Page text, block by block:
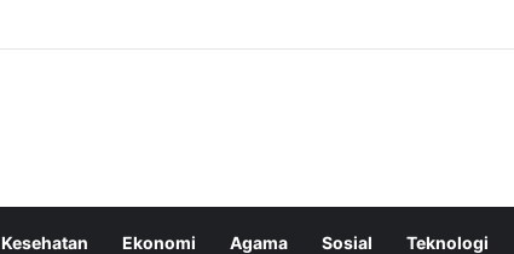
Kesehatan Ekonomi Agama Sosial Teknologi